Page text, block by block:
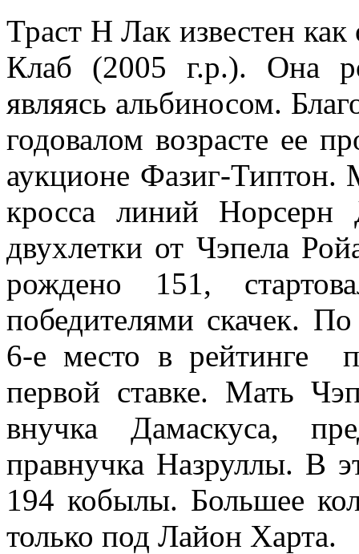
Траст Н Лак известен
Клаб (2005 г.р.). Она
являясь альбиносом.
годовалом возрасте ее
аукционе Фазиг-Типтон.
кросса линий Норсерн
двухлетки от Чэпела
рождено 151,
победителями скачек.
6-е место в рейтинге
первой ставке. Мать
внучка Дамаскуса,
правнучка Назруллы. В
194 кобылы. Большее
только под Лайон Харта.